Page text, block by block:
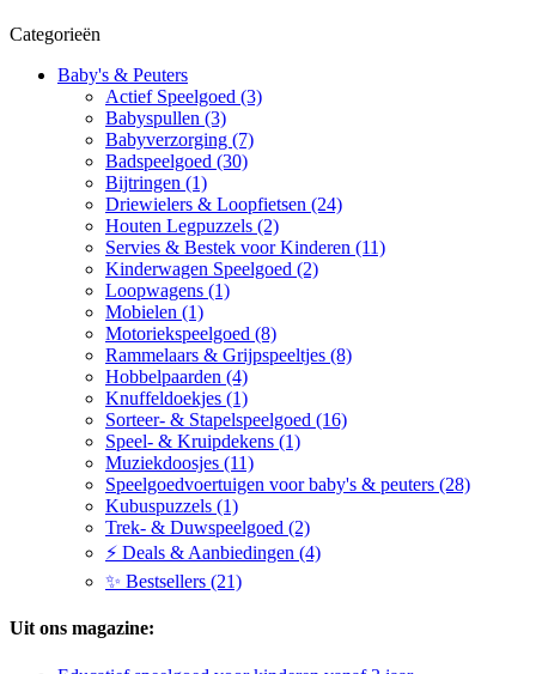
Categorieën
Baby's & Peuters
Actief Speelgoed (3)
Babyspullen (3)
Babyverzorging (7)
Badspeelgoed (30)
Bijtringen (1)
Driewielers & Loopfietsen (24)
Houten Legpuzzels (2)
Servies & Bestek voor Kinderen (11)
Kinderwagen Speelgoed (2)
Loopwagens (1)
Mobielen (1)
Motoriekspeelgoed (8)
Rammelaars & Grijpspeeltjes (8)
Hobbelpaarden (4)
Knuffeldoekjes (1)
Sorteer- & Stapelspeelgoed (16)
Speel- & Kruipdekens (1)
Muziekdoosjes (11)
Speelgoedvoertuigen voor baby's & peuters (28)
Kubuspuzzels (1)
Trek- & Duwspeelgoed (2)
⚡ Deals & Aanbiedingen (4)
✨ Bestsellers (21)
Uit ons magazine: